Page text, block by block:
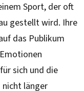
Sport, der oft
gestellt wird. Ihre
das Publikum
sich und die
nicht länger